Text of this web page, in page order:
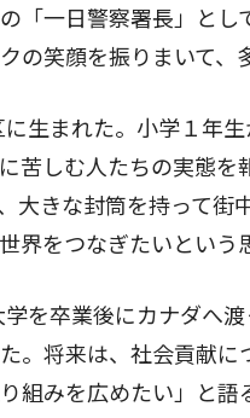
「一日警察署長」と
の笑顔を振りまいて、
生まれた。小学１年生
苦しむ人たちの実態
大きな封筒を持って
界をつなぎたいという
を卒業後にカナダへ渡
。将来は、社会貢献
り組みを広めたい」と